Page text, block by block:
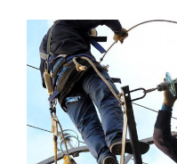
View
Larger
Image